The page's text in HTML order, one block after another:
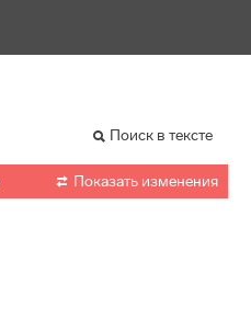
Поиск в тексте
 Показать изменения